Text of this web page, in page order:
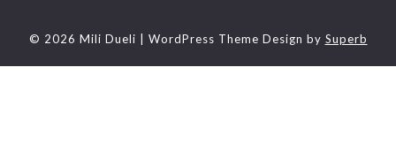
© 2026 Mili Dueli | WordPress Theme Design by Superb